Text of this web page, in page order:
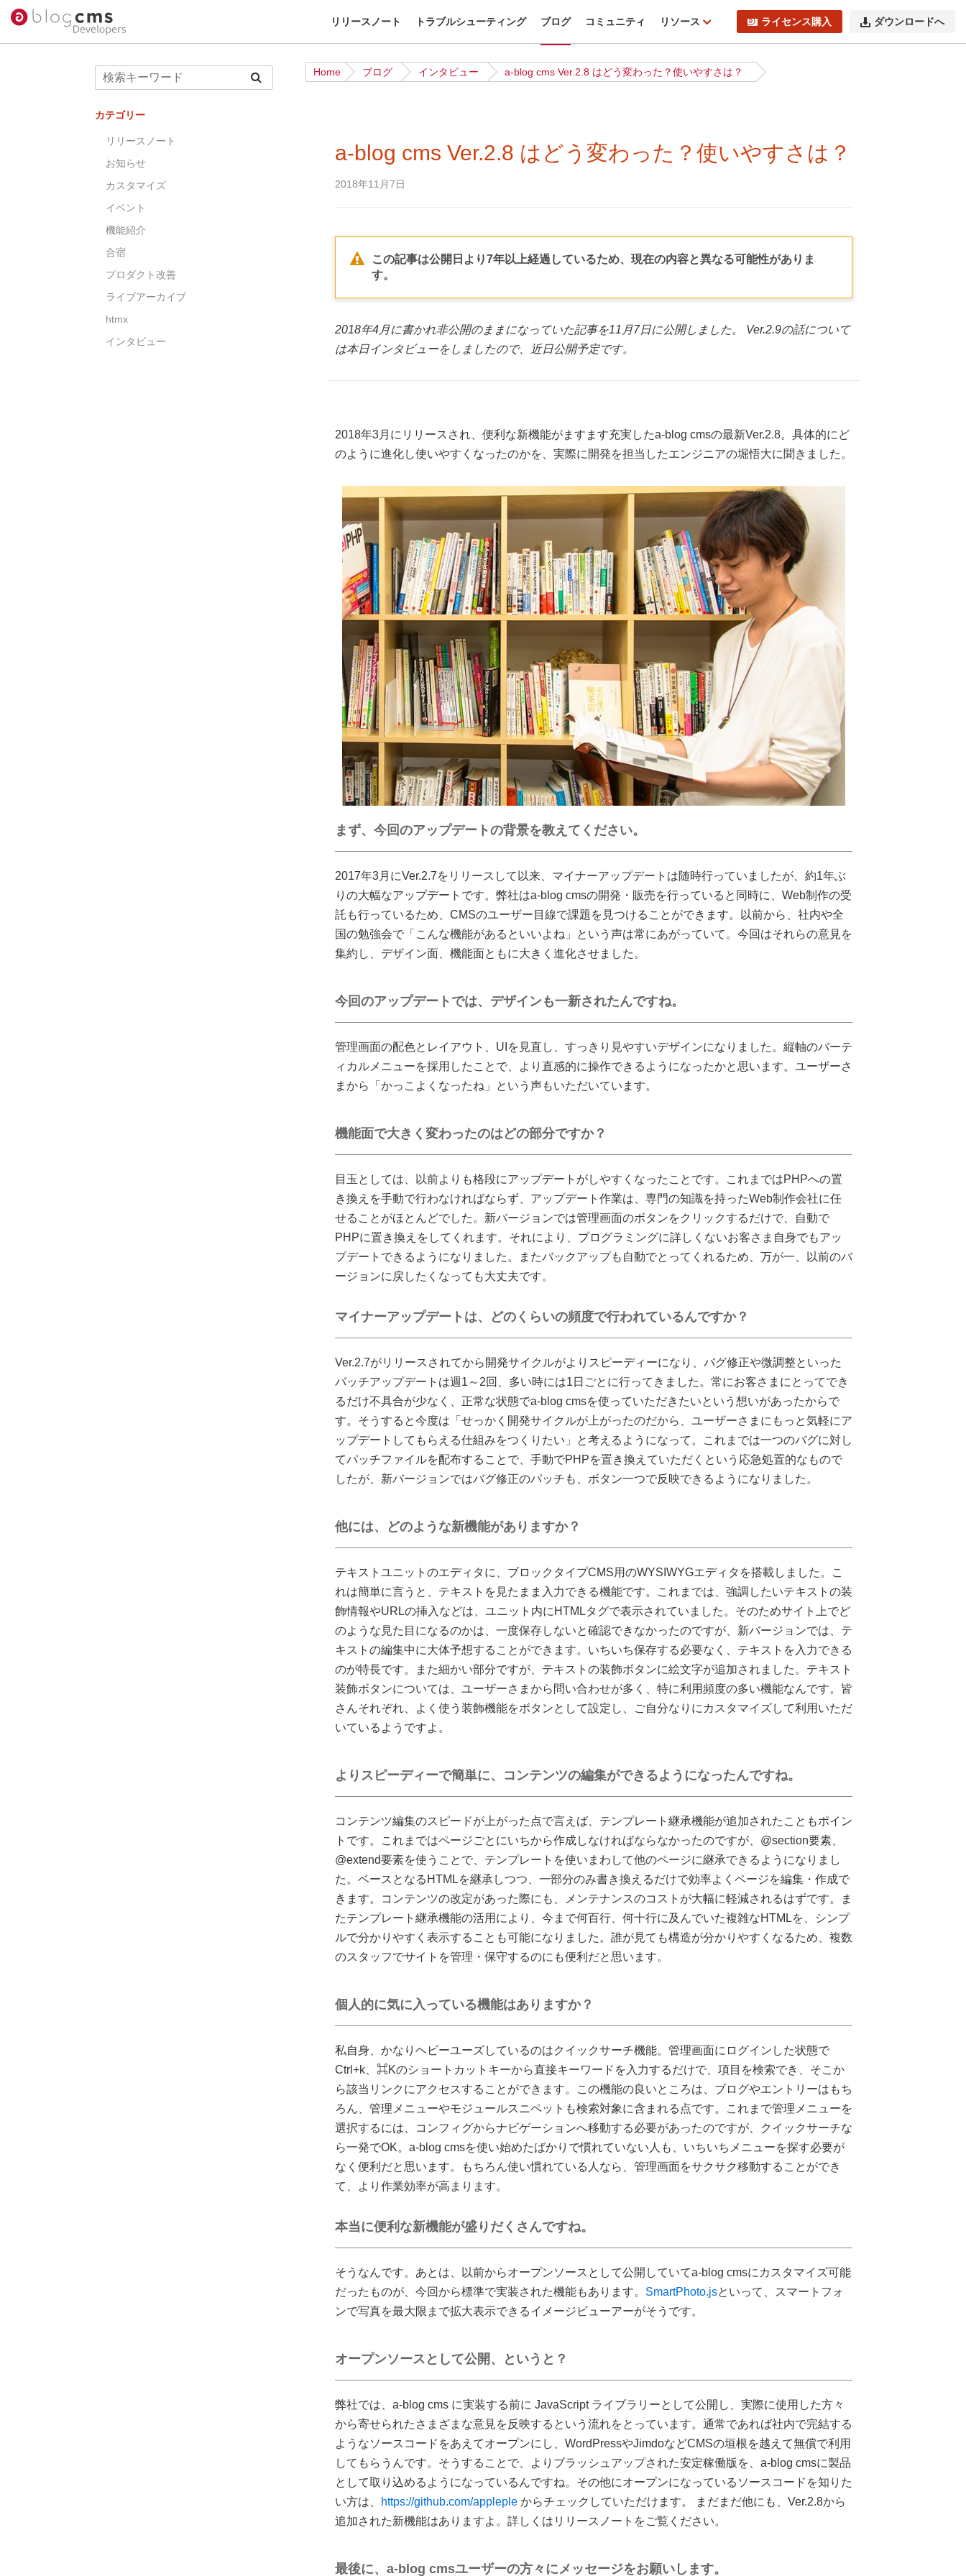
リリースノート トラブルシューティング ブログ コミュニティ リソース ライセンス購入 ダウンロードへ
Home ブログ インタビュー a-blog cms Ver.2.8 はどう変わった？使いやすさは？
a-blog cms Ver.2.8 はどう変わった？使いやすさは？
2018年11月7日
この記事は公開日より7年以上経過しているため、現在の内容と異なる可能性がありま
す。
2018年4月に書かれ非公開のままになっていた記事を11月7日に公開しました。 Ver.2.9の話について
は本日インタビューをしましたので、近日公開予定です。
2018年3月にリリースされ、便利な新機能がますます充実したa-blog cmsの最新Ver.2.8。具体的にど
のように進化し使いやすくなったのかを、実際に開発を担当したエンジニアの堀悟大に聞きました。
まず、今回のアップデートの背景を教えてください。
2017年3月にVer.2.7をリリースして以来、マイナーアップデートは随時行っていましたが、約1年ぶ
りの大幅なアップデートです。弊社はa-blog cmsの開発・販売を行っていると同時に、Web制作の受
託も行っているため、CMSのユーザー目線で課題を見つけることができます。以前から、社内や全
国の勉強会で「こんな機能があるといいよね」という声は常にあがっていて。今回はそれらの意見を
集約し、デザイン面、機能面ともに大きく進化させました。
今回のアップデートでは、デザインも一新されたんですね。
管理画面の配色とレイアウト、UIを見直し、すっきり見やすいデザインになりました。縦軸のバーテ
ィカルメニューを採用したことで、より直感的に操作できるようになったかと思います。ユーザーさ
まから「かっこよくなったね」という声もいただいています。
機能面で大きく変わったのはどの部分ですか？
目玉としては、以前よりも格段にアップデートがしやすくなったことです。これまではPHPへの置
き換えを手動で行わなければならず、アップデート作業は、専門の知識を持ったWeb制作会社に任
せることがほとんどでした。新バージョンでは管理画面のボタンをクリックするだけで、自動で
PHPに置き換えをしてくれます。それにより、プログラミングに詳しくないお客さま自身でもアッ
プデートできるようになりました。またバックアップも自動でとってくれるため、万が一、以前のバ
ージョンに戻したくなっても大丈夫です。
マイナーアップデートは、どのくらいの頻度で行われているんですか？
Ver.2.7がリリースされてから開発サイクルがよりスピーディーになり、バグ修正や微調整といった
パッチアップデートは週1～2回、多い時には1日ごとに行ってきました。常にお客さまにとってでき
るだけ不具合が少なく、正常な状態でa-blog cmsを使っていただきたいという想いがあったからで
す。そうすると今度は「せっかく開発サイクルが上がったのだから、ユーザーさまにもっと気軽にア
ップデートしてもらえる仕組みをつくりたい」と考えるようになって。これまでは一つのバグに対し
てパッチファイルを配布することで、手動でPHPを置き換えていただくという応急処置的なもので
したが、新バージョンではバグ修正のパッチも、ボタン一つで反映できるようになりました。
他には、どのような新機能がありますか？
テキストユニットのエディタに、ブロックタイプCMS用のWYSIWYGエディタを搭載しました。こ
れは簡単に言うと、テキストを見たまま入力できる機能です。これまでは、強調したいテキストの装
飾情報やURLの挿入などは、ユニット内にHTMLタグで表示されていました。そのためサイト上でど
のような見た目になるのかは、一度保存しないと確認できなかったのですが、新バージョンでは、テ
キストの編集中に大体予想することができます。いちいち保存する必要なく、テキストを入力できる
のが特長です。また細かい部分ですが、テキストの装飾ボタンに絵文字が追加されました。テキスト
装飾ボタンについては、ユーザーさまから問い合わせが多く、特に利用頻度の多い機能なんです。皆
さんそれぞれ、よく使う装飾機能をボタンとして設定し、ご自分なりにカスタマイズして利用いただ
いているようですよ。
よりスピーディーで簡単に、コンテンツの編集ができるようになったんですね。
コンテンツ編集のスピードが上がった点で言えば、テンプレート継承機能が追加されたこともポイン
トです。これまではページごとにいちから作成しなければならなかったのですが、@section要素、
@extend要素を使うことで、テンプレートを使いまわして他のページに継承できるようになりまし
た。ベースとなるHTMLを継承しつつ、一部分のみ書き換えるだけで効率よくページを編集・作成で
きます。コンテンツの改定があった際にも、メンテナンスのコストが大幅に軽減されるはずです。ま
たテンプレート継承機能の活用により、今まで何百行、何十行に及んでいた複雑なHTMLを、シンプ
ルで分かりやすく表示することも可能になりました。誰が見ても構造が分かりやすくなるため、複数
のスタッフでサイトを管理・保守するのにも便利だと思います。
個人的に気に入っている機能はありますか？
私自身、かなりヘビーユーズしているのはクイックサーチ機能。管理画面にログインした状態で
Ctrl+k、⌘Kのショートカットキーから直接キーワードを入力するだけで、項目を検索でき、そこか
ら該当リンクにアクセスすることができます。この機能の良いところは、ブログやエントリーはもち
ろん、管理メニューやモジュールスニペットも検索対象に含まれる点です。これまで管理メニューを
選択するには、コンフィグからナビゲーションへ移動する必要があったのですが、クイックサーチな
ら一発でOK。a-blog cmsを使い始めたばかりで慣れていない人も、いちいちメニューを探す必要が
なく便利だと思います。もちろん使い慣れている人なら、管理画面をサクサク移動することができ
て、より作業効率が高まります。
本当に便利な新機能が盛りだくさんですね。
そうなんです。あとは、以前からオープンソースとして公開していてa-blog cmsにカスタマイズ可能
だったものが、今回から標準で実装された機能もあります。 SmartPhoto.jsといって、スマートフォ
ンで写真を最大限まで拡大表示できるイメージビューアーがそうです。
オープンソースとして公開、というと？
弊社では、a-blog cms に実装する前に JavaScript ライブラリーとして公開し、実際に使用した方々
から寄せられたさまざまな意見を反映するという流れをとっています。通常であれば社内で完結する
ようなソースコードをあえてオープンにし、WordPressやJimdoなどCMSの垣根を越えて無償で利用
してもらうんです。そうすることで、よりブラッシュアップされた安定稼働版を、a-blog cmsに製品
として取り込めるようになっているんですね。その他にオープンになっているソースコードを知りた
い方は、
https://github.com/applepleからチェックしていただけます。 まだまだ他にも、Ver.2.8から
追加された新機能はありますよ。詳しくはリリースノートをご覧ください。
最後に、a-blog cmsユーザーの方々にメッセージをお願いします。
カテゴリー
リリースノート
お知らせ
カスタマイズ
イベント
機能紹介
合宿
プロダクト改善
ライブアーカイブ
htmx
インタビュー